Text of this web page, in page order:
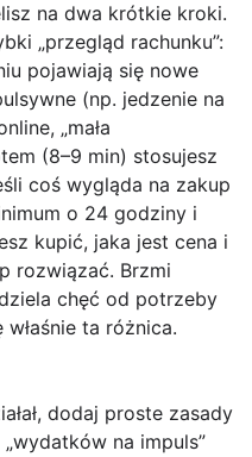
na dwa krótkie kroki.
„przegląd rachunku”:
pojawiają się nowe
(np. jedzenie na
„mała
(8–9 min) stosujesz
coś wygląda na zakup
o 24 godziny i
kupić, jaka jest cena i
rozwiązać. Brzmi
chęć od potrzeby
ta różnica.
dodaj proste zasady
na impuls”